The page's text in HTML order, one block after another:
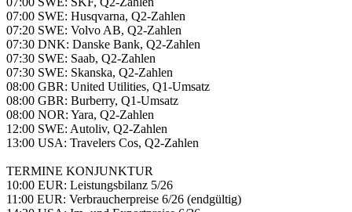
07:00 SWE: Husqvarna, Q2-Zahlen
07:20 SWE: Volvo AB, Q2-Zahlen
07:30 DNK: Danske Bank, Q2-Zahlen
07:30 SWE: Saab, Q2-Zahlen
07:30 SWE: Skanska, Q2-Zahlen
08:00 GBR: United Utilities, Q1-Umsatz
08:00 GBR: Burberry, Q1-Umsatz
08:00 NOR: Yara, Q2-Zahlen
12:00 SWE: Autoliv, Q2-Zahlen
13:00 USA: Travelers Cos, Q2-Zahlen
TERMINE KONJUNKTUR
10:00 EUR: Leistungsbilanz 5/26
11:00 EUR: Verbraucherpreise 6/26 (endgültig)